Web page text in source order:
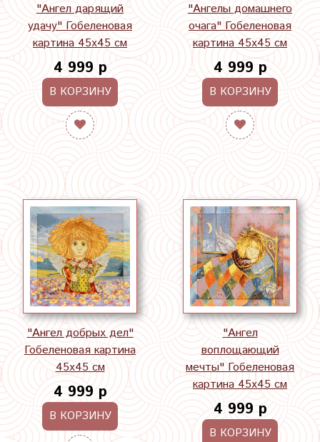
"Ангел дарящий
удачу" Гобеленовая
картина 45х45 см
4 999 р
В КОРЗИНУ
"Ангелы домашнего
очага" Гобеленовая
картина 45х45 см
4 999 р
В КОРЗИНУ
"Ангел добрых дел"
Гобеленовая картина
45х45 см
4 999 р
В КОРЗИНУ
"Ангел
воплощающий
мечты" Гобеленовая
картина 45х45 см
4 999 р
В КОРЗИНУ